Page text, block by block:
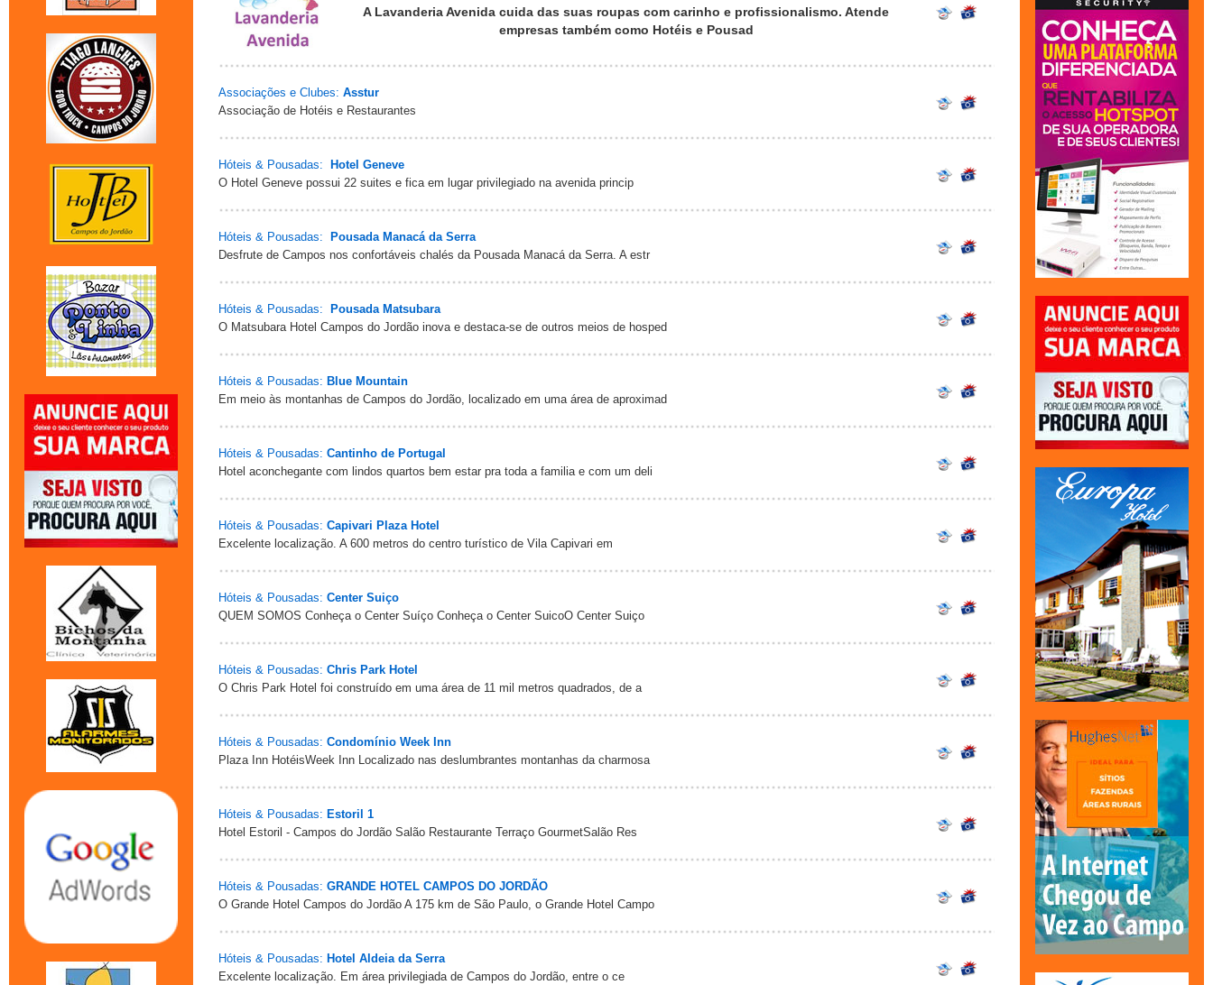
A Lavanderia Avenida cuida das suas roupas com carinho e profissionalismo. Atende
empresas também como Hotéis e Pousad
Associações e Clubes: Asstur
Associação de Hotéis e Restaurantes
Hóteis & Pousadas:
Hotel Geneve
O Hotel Geneve possui 22 suites e fica em lugar privilegiado na avenida princip
Hóteis & Pousadas:
Pousada Manacá da Serra
Desfrute de Campos nos confortáveis chalés da Pousada Manacá da Serra. A estr
Hóteis & Pousadas:
Pousada Matsubara
O Matsubara Hotel Campos do Jordão inova e destaca-se de outros meios de hosped
Hóteis & Pousadas: Blue Mountain
Em meio às montanhas de Campos do Jordão, localizado em uma área de aproximad
Hóteis & Pousadas: Cantinho de Portugal
Hotel aconchegante com lindos quartos bem estar pra toda a familia e com um deli
Hóteis & Pousadas: Capivari Plaza Hotel
Excelente localização. A 600 metros do centro turístico de Vila Capivari em
Hóteis & Pousadas: Center Suiço
QUEM SOMOS Conheça o Center Suíço Conheça o Center SuicoO Center Suiço
Hóteis & Pousadas: Chris Park Hotel
O Chris Park Hotel foi construído em uma área de 11 mil metros quadrados, de a
Hóteis & Pousadas: Condomínio Week Inn
Plaza Inn HotéisWeek Inn Localizado nas deslumbrantes montanhas da charmosa
Hóteis & Pousadas: Estoril 1
Hotel Estoril - Campos do Jordão Salão Restaurante Terraço GourmetSalão Res
Hóteis & Pousadas: GRANDE HOTEL CAMPOS DO JORDÃO
O Grande Hotel Campos do Jordão A 175 km de São Paulo, o Grande Hotel Campo
Hóteis & Pousadas: Hotel Aldeia da Serra
Excelente localização. Em área privilegiada de Campos do Jordão, entre o ce